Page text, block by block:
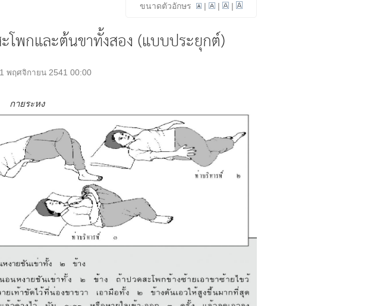
ขนาดตัวอักษร | | |
โพกและต้นขาทั้งสอง (แบบประยุกต์)
พฤศจิกายน 2541 00:00
ายระหง